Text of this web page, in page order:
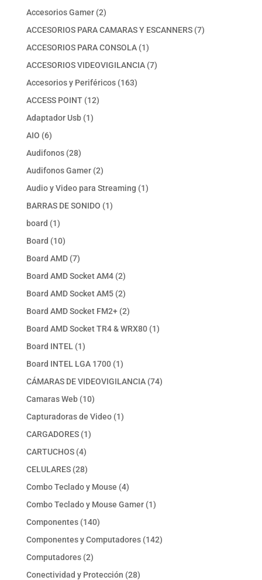
Accesorios Gamer 22
productos
ACCESORIOS PARA CAMARAS Y ESCANNERS 77
ACCESORIOS PARA CONSOLA 11
producto
ACCESORIOS VIDEOVIGILANCIA 77
Accesorios y Periféricos 163163
ACCESS POINT 1212
Adaptador Usb 11
AIO 66
productos
Audifonos 2828
productos
Audifonos Gamer 22
productos
Audio y Video para Streaming 11
BARRAS DE SONIDO 11
board 11
producto
Board 1010
productos
Board AMD 77
productos
Board AMD Socket AM4 22
productos
Board AMD Socket AM5 22
productos
Board AMD Socket FM2+ 22
productos
Board AMD Socket TR4 & WRX80 11
Board INTEL 11
producto
Board INTEL LGA 1700 11
producto
CÁMARAS DE VIDEOVIGILANCIA 7474
Camaras Web 1010
productos
Capturadoras de Video 11
CARGADORES 11
CARTUCHOS 44
productos
CELULARES 2828
productos
Combo Teclado y Mouse 44
productos
Combo Teclado y Mouse Gamer 11
Componentes 140140
productos
Componentes y Computadores 142142
Computadores 22
productos
Conectividad y Protección 2828